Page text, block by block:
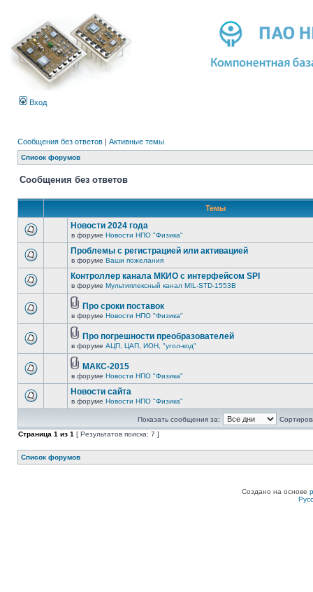
Вход
Сообщения без ответов | Активные темы
Список форумов
Сообщения без ответов
Темы
Новости 2024 года
в форуме Новости НПО "Физика"
Проблемы с регистрацией или активацией
в форуме Ваши пожелания
Контроллер канала МКИО с интерфейсом SPI
в форуме Мультиплексный канал MIL-STD-1553B
Про сроки поставок
в форуме Новости НПО "Физика"
Про погрешности преобразователей
в форуме АЦП, ЦАП, ИОН, "угол-код"
МАКС-2015
в форуме Новости НПО "Физика"
Новости сайта
в форуме Новости НПО "Физика"
Показать сообщения за:
Страница 1 из 1 [ Результатов поиска: 7 ]
Список форумов
Создано на основе